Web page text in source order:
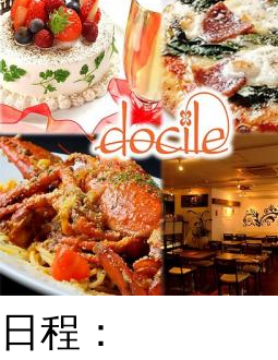
日程：